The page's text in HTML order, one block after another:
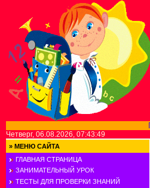
Четверг, 06.08.2026, 07:43:49
» МЕНЮ САЙТА
ГЛАВНАЯ СТРАНИЦА
ЗАНИМАТЕЛЬНЫЙ УРОК
ТЕСТЫ ДЛЯ ПРОВЕРКИ ЗНАНИЙ